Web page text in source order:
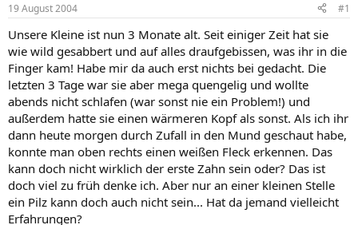
e
r
t
a
m
19 August 2004 #1
Unsere Kleine ist nun 3 Monate alt. Seit einiger Zeit hat sie
wie wild gesabbert und auf alles draufgebissen, was ihr in die
Finger kam! Habe mir da auch erst nichts bei gedacht. Die
letzten 3 Tage war sie aber mega quengelig und wollte
abends nicht schlafen (war sonst nie ein Problem!) und
außerdem hatte sie einen wärmeren Kopf als sonst. Als ich ihr
dann heute morgen durch Zufall in den Mund geschaut habe,
konnte man oben rechts einen weißen Fleck erkennen. Das
kann doch nicht wirklich der erste Zahn sein oder? Das ist
doch viel zu früh denke ich. Aber nur an einer kleinen Stelle
ein Pilz kann doch auch nicht sein... Hat da jemand vielleicht
Erfahrungen?